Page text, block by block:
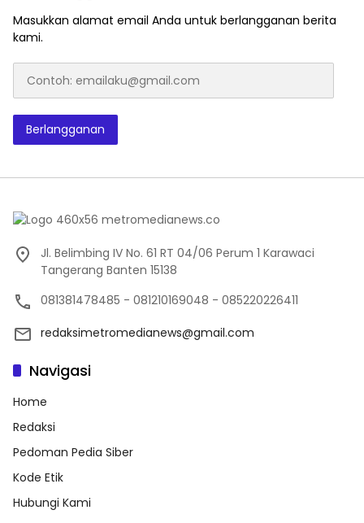
Masukkan alamat email Anda untuk berlangganan berita
kami.
emailaku@gmail.com
Berlangganan
Jl. Belimbing IV No. 61 RT 04/06 Perum 1 Karawaci
Tangerang Banten 15138
081381478485 - 081210169048 - 085220226411
redaksimetromedianews@gmail.com
Navigasi
Home
Redaksi
Pedoman Pedia Siber
Kode Etik
Hubungi Kami